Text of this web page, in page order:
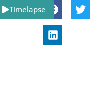
Share:
Timelapse